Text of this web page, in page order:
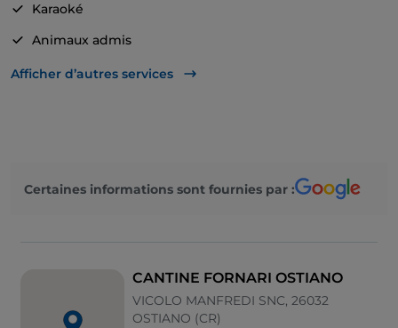
Karaoké
Animaux admis
Dîner spectacle
Afficher d’autres services
Certaines informations sont fournies par :
CANTINE FORNARI OSTIANO
VICOLO MANFREDI SNC, 26032
OSTIANO (CR)